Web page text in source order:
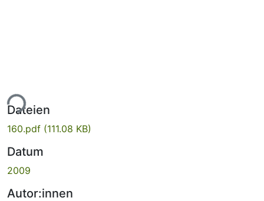
Dateien
160.pdf (111.08 KB)
Datum
2009
Autor:innen